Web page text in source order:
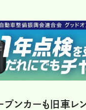
ンカーも旧車レ